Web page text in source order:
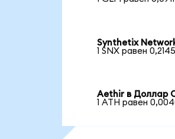
Synthetix
1 SNX равен
Aethir в Доллар
1 ATH равен